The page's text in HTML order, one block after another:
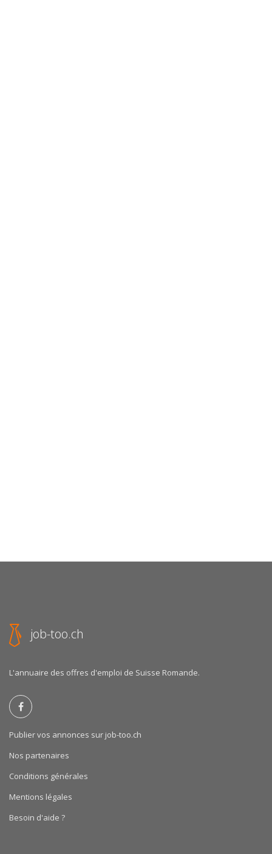
job-too.ch
L'annuaire des offres d'emploi de Suisse Romande.
Publier vos annonces sur job-too.ch
Nos partenaires
Conditions générales
Mentions légales
Besoin d'aide ?